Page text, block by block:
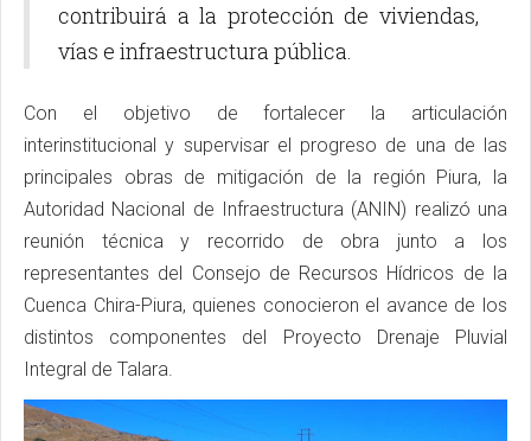
contribuirá a la protección de viviendas,
vías e infraestructura pública.
Con el objetivo de fortalecer la articulación
interinstitucional y supervisar el progreso de una de las
principales obras de mitigación de la región Piura, la
Autoridad Nacional de Infraestructura (ANIN) realizó una
reunión técnica y recorrido de obra junto a los
representantes del Consejo de Recursos Hídricos de la
Cuenca Chira-Piura, quienes conocieron el avance de los
distintos componentes del Proyecto Drenaje Pluvial
Integral de Talara.